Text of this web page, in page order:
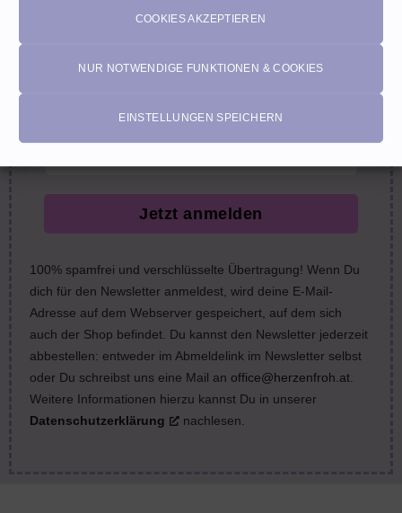
COOKIES AKZEPTIEREN
NUR NOTWENDIGE FUNKTIONEN & COOKIES
EINSTELLUNGEN SPEICHERN
Jetzt anmelden
100% spamfrei und verschlüsselte Übertragung! Wenn Du
dich für den Newsletter anmeldest, wird deine E-Mail-
Adresse auf dem Webserver gespeichert, auf dem sich
auch der Shop befindet. Du kannst den Newsletter jederzeit
abbestellen: entweder im Abmeldelink im Newsletter selbst
oder Du schreibst uns eine Mail an office@herzenfroh.at
Weitere Informationen hierzu kannst Du in unserer
Datenschutzerklärung
nachlesen.